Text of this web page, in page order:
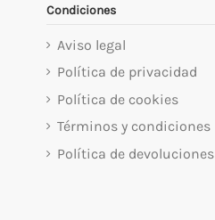
Condiciones
Aviso legal
Política de privacidad
Política de cookies
Términos y condiciones
Política de devoluciones